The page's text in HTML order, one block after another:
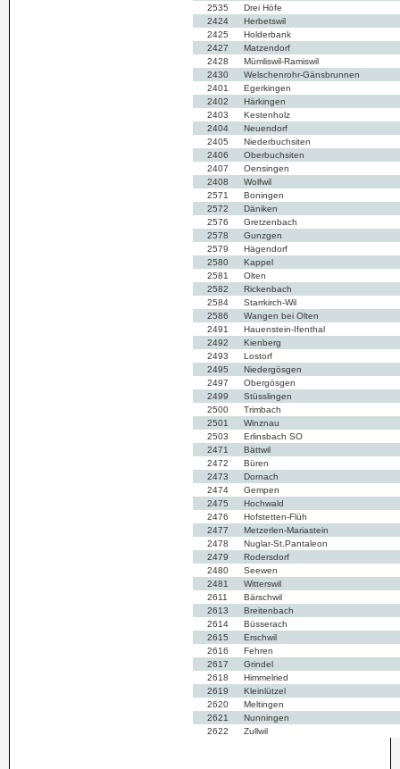
2535
Drei Höfe
2424
Herbetswil
2425
Holderbank
2427
Matzendorf
2428
Mümliswil-Ramiswil
2430
Welschenrohr-Gänsbrunnen
2401
Egerkingen
2402
Härkingen
2403
Kestenholz
2404
Neuendorf
2405
Niederbuchsiten
2406
Oberbuchsiten
2407
Oensingen
2408
Wolfwil
2571
Boningen
2572
Däniken
2576
Gretzenbach
2578
Gunzgen
2579
Hägendorf
2580
Kappel
2581
Olten
2582
Rickenbach
2584
Starrkirch-Wil
2586
Wangen bei Olten
2491
Hauenstein-Ifenthal
2492
Kienberg
2493
Lostorf
2495
Niedergösgen
2497
Obergösgen
2499
Stüsslingen
2500
Trimbach
2501
Winznau
2503
Erlinsbach SO
2471
Bättwil
2472
Büren
2473
Dornach
2474
Gempen
2475
Hochwald
2476
Hofstetten-Flüh
2477
Metzerlen-Mariastein
2478
Nuglar-St.Pantaleon
2479
Rodersdorf
2480
Seewen
2481
Witterswil
2611
Bärschwil
2613
Breitenbach
2614
Büsserach
2615
Erschwil
2616
Fehren
2617
Grindel
2618
Himmelried
2619
Kleinlützel
2620
Meltingen
2621
Nunningen
2622
Zullwil